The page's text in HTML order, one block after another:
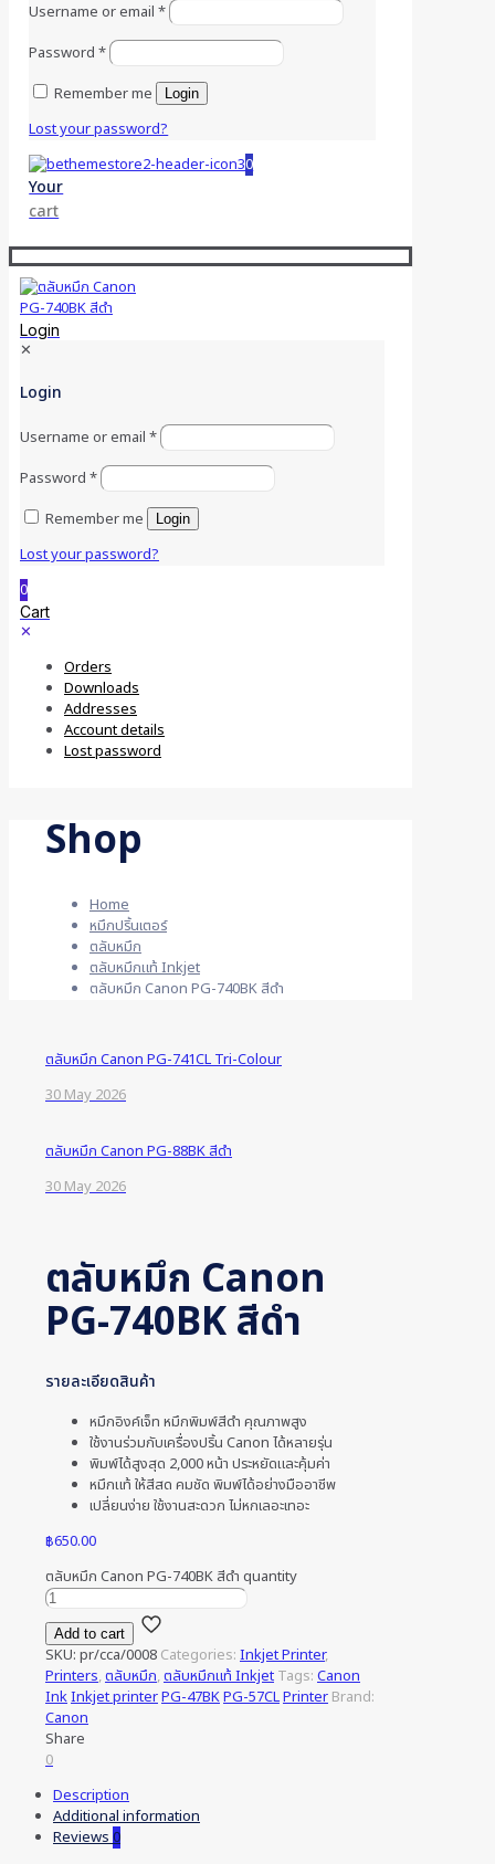
Username or email*
Password*
Remember me
Login
Lost your password?
0
Your
cart
Login
✕
Login
Username or email *
Password *
Remember me
Login
Lost your password?
0
Cart
✕
Orders
Downloads
Addresses
Account details
Lost password
Shop
Home
หมึกปริ้นเตอร์
ตลับหมึก
ตลับหมึกแท้ Inkjet
ตลับหมึก Canon PG-740BK สีดำ
ตลับหมึก Canon PG-741CL Tri-Colour
30 May 2026
ตลับหมึก Canon PG-88BK สีดำ
30 May 2026
ตลับหมึก Canon
PG-740BK สีดำ
รายละเอียดสินค้า
หมึกอิงค์เจ็ท หมึกพิมพ์สีดำ คุณภาพสูง
ใช้งานร่วมกับเครื่องปริ้น Canon ได้หลายรุ่น
พิมพ์ได้สูงสุด 2,000 หน้า ประหยัดและคุ้มค่า
หมึกแท้ ให้สีสด คมชัด พิมพ์ได้อย่างมืออาชีพ
เปลี่ยนง่าย ใช้งานสะดวก ไม่หกเลอะเทอะ
฿650.00
ตลับหมึก Canon PG-740BK สีดำ quantity
Add to cart
SKU: pr/cca/0008 Categories: Inkjet Printer,
Printers,ตลับหมึก,ตลับหมึกแท้ Inkjet Tags: Canon
InkInkjet printerPG-47BKPG-57CLPrinter Brand:
Canon
Share
0
Description
Additional information
Reviews0